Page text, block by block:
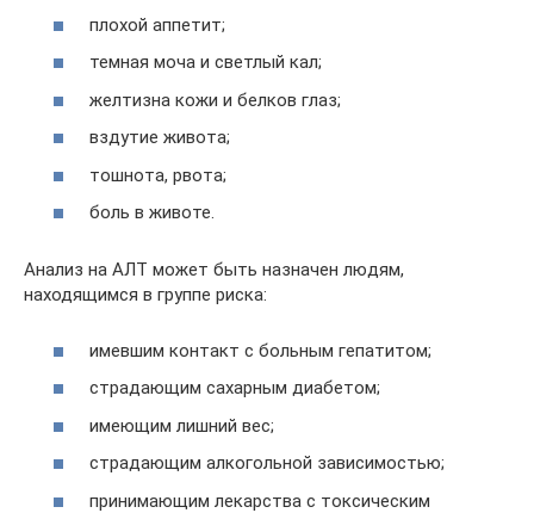
плохой аппетит;
темная моча и светлый кал;
желтизна кожи и белков глаз;
вздутие живота;
тошнота, рвота;
боль в животе.
Анализ на АЛТ может быть назначен людям,
находящимся в группе риска:
имевшим контакт с больным гепатитом;
страдающим сахарным диабетом;
имеющим лишний вес;
страдающим алкогольной зависимостью;
принимающим лекарства с токсическим